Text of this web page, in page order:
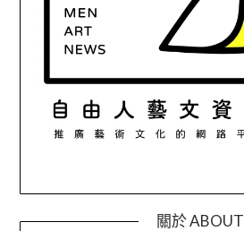
關於 ABOUT